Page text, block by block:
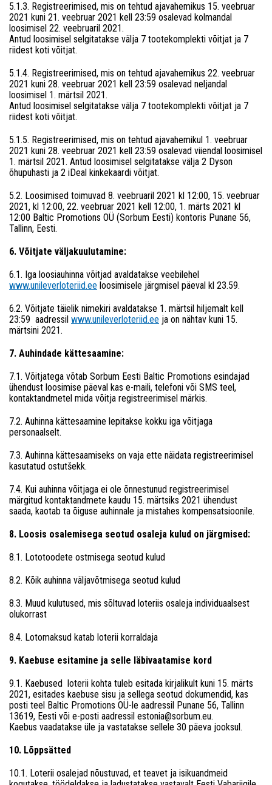
5.1.3. Registreerimised, mis on tehtud ajavahemikus 15. veebruar
2021 kuni 21. veebruar 2021 kell 23:59 osalevad kolmandal
loosimisel 22. veebruaril 2021.
Antud loosimisel selgitatakse välja 7 tootekomplekti võitjat ja 7
riidest koti võitjat.
5.1.4. Registreerimised, mis on tehtud ajavahemikus 22. veebruar
2021 kuni 28. veebruar 2021 kell 23:59 osalevad neljandal
loosimisel 1. märtsil 2021.
Antud loosimisel selgitatakse välja 7 tootekomplekti võitjat ja 7
riidest koti võitjat.
5.1.5. Registreerimised, mis on tehtud ajavahemikul 1. veebruar
2021 kuni 28. veebruar 2021 kell 23:59 osalevad viiendal loosimisel
1. märtsil 2021. Antud loosimisel selgitatakse välja 2 Dyson
õhupuhasti ja 2 iDeal kinkekaardi võitjat.
5.2. Loosimised toimuvad 8. veebruaril 2021 kl 12:00, 15. veebruar
2021, kl 12:00, 22. veebruar 2021 kell 12:00, 1. märts 2021 kl
12:00 Baltic Promotions OÜ (Sorbum Eesti) kontoris Punane 56,
Tallinn, Eesti.
6. Võitjate väljakuulutamine:
6.1. Iga loosiauhinna võitjad avaldatakse veebilehel
www.unileverloteriid.ee loosimisele järgmisel päeval kl 23.59.
6.2. Võitjate täielik nimekiri avaldatakse 1. märtsil hiljemalt kell
23:59 aadressil www.unileverloteriid.ee ja on nähtav kuni 15.
märtsini 2021.
7. Auhindade kättesaamine:
7.1. Võitjatega võtab Sorbum Eesti Baltic Promotions esindajad
ühendust loosimise päeval kas e-maili, telefoni või SMS teel,
kontaktandmetel mida võitja registreerimisel märkis.
7.2. Auhinna kättesaamine lepitakse kokku iga võitjaga
personaalselt.
7.3. Auhinna kättesaamiseks on vaja ette näidata registreerimisel
kasutatud ostutšekk.
7.4. Kui auhinna võitjaga ei ole õnnestunud registreerimisel
märgitud kontaktandmete kaudu 15. märtsiks 2021 ühendust
saada, kaotab ta õiguse auhinnale ja mistahes kompensatsioonile.
8. Loosis osalemisega seotud osaleja kulud on järgmised:
8.1. Lototoodete ostmisega seotud kulud
8.2. Kõik auhinna väljavõtmisega seotud kulud
8.3. Muud kulutused, mis sõltuvad loteriis osaleja individuaalsest
olukorrast
8.4. Lotomaksud katab loterii korraldaja
9. Kaebuse esitamine ja selle läbivaatamise kord
9.1. Kaebused loterii kohta tuleb esitada kirjalikult kuni 15. märts
2021, esitades kaebuse sisu ja sellega seotud dokumendid, kas
posti teel Baltic Promotions OÜ-le aadressil Punane 56, Tallinn
13619, Eesti või e-posti aadressil estonia@sorbum.eu.
Kaebus vaadatakse üle ja vastatakse sellele 30 päeva jooksul.
10. Lõppsätted
10.1. Loterii osalejad nõustuvad, et teavet ja isikuandmeid